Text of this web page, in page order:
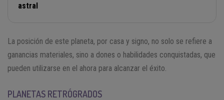
astral
La posición de este planeta, por casa y signo, no solo se refiere a
ganancias materiales, sino a dones o habilidades conquistadas, que
pueden utilizarse en el ahora para alcanzar el éxito.
PLANETAS RETRÓGRADOS